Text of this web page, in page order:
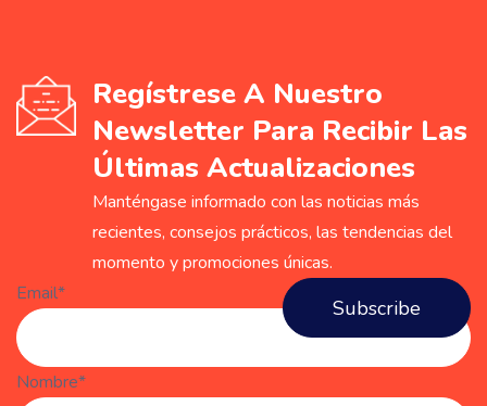
Regístrese A Nuestro
Newsletter Para Recibir Las
Últimas Actualizaciones
Manténgase informado con las noticias más
recientes, consejos prácticos, las tendencias del
momento y promociones únicas.
Email*
Nombre*